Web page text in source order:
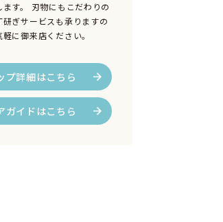
す。 刃物にもこだわりの
ぎサービスも承りますの
に御来店ください。
プ詳細はこちら
ガイドはこちら